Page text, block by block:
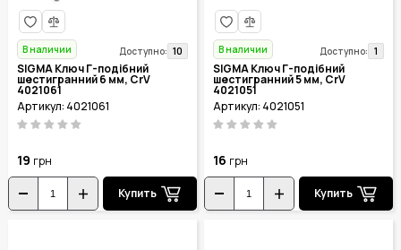
В наличии Доступно: 10
SIGMA Ключ Г-подібний
шестигранний 6 мм, CrV
4021061
Артикул: 4021061
19 грн
Купить
В наличии Доступно: 1
SIGMA Ключ Г-подібний
шестигранний 5 мм, CrV
4021051
Артикул: 4021051
16 грн
Купить